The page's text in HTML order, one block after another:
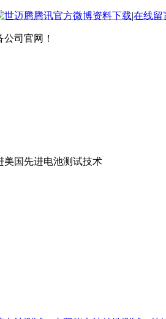
资料下载|在线留
司官网！
美国先进电池测试技术